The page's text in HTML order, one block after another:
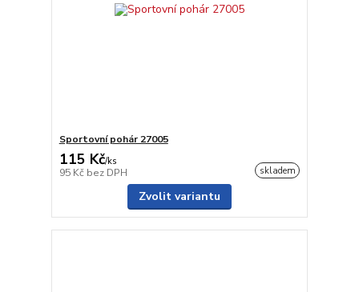
Sportovní pohár 27005
115 Kč/ks
95 Kč bez DPH skladem
Zvolit variantu